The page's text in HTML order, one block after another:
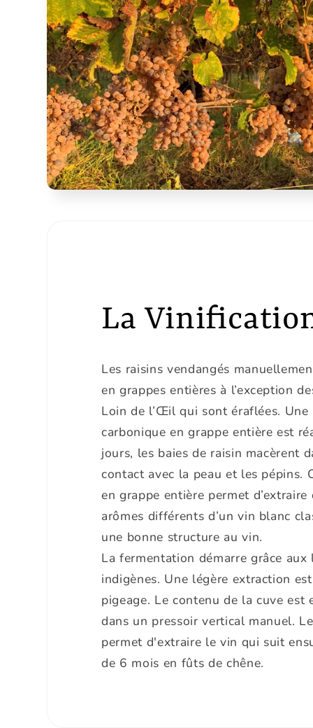
La
Les raisins vendangés
en grappes entières à l’exception
Loin de l’Œil qui sont éraflées. Une
carbonique en grappe entière est
jours, les baies de raisin macèrent
contact avec la peau et les pépins.
en grappe entière permet
arômes différents d’un vin blanc
une bonne structure au vin.
La fermentation démarre grâce aux
indigènes. Une légère extraction
pigeage. Le contenu de la cuve est
dans un pressoir vertical manuel.
permet d'extraire le vin qui suit
de 6 mois en fûts de chêne.